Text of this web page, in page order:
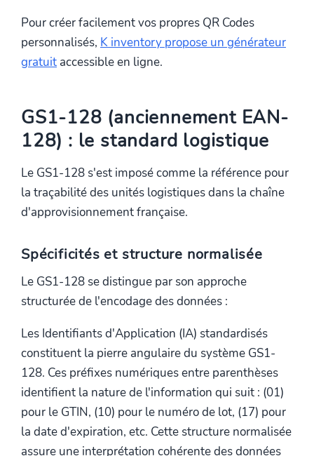
Pour créer facilement vos propres QR Codes
personnalisés, K inventory propose un générateur
gratuit accessible en ligne.
GS1-128 (anciennement EAN-
128) : le standard logistique
Le GS1-128 s'est imposé comme la référence pour
la traçabilité des unités logistiques dans la chaîne
d'approvisionnement française.
Spécificités et structure normalisée
Le GS1-128 se distingue par son approche
structurée de l'encodage des données :
Les Identifiants d'Application (IA) standardisés
constituent la pierre angulaire du système GS1-
128. Ces préfixes numériques entre parenthèses
identifient la nature de l'information qui suit : (01)
pour le GTIN, (10) pour le numéro de lot, (17) pour
la date d'expiration, etc. Cette structure normalisée
assure une interprétation cohérente des données